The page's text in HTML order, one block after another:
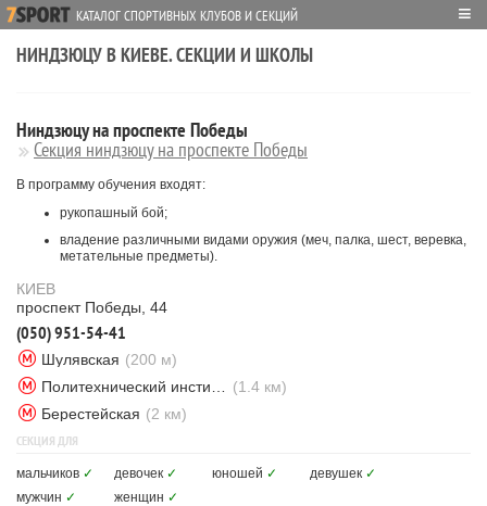
КАТАЛОГ СПОРТИВНЫХ КЛУБОВ И СЕКЦИЙ ≡
НИНДЗЮЦУ В КИЕВЕ. СЕКЦИИ И ШКОЛЫ
Ниндзюцу на проспекте Победы
Секция ниндзюцу на проспекте Победы
В программу обучения входят:
рукопашный бой;
владение различными видами оружия (меч, палка, шест, веревка,
метательные предметы).
КИЕВ
проспект Победы, 44
(050) 951-54-41
Шулявская (200 м)
(1.4 км)
Берестейская (2 км)
СЕКЦИЯ ДЛЯ
мальчиков ✓ девочек ✓ юношей ✓ девушек ✓
мужчин ✓ женщин ✓